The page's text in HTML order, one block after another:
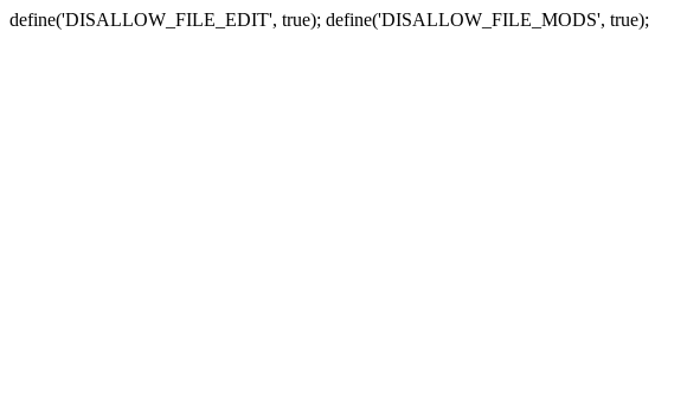
define('DISALLOW_FILE_EDIT', true); define('DISALLOW_FILE_MODS', true);